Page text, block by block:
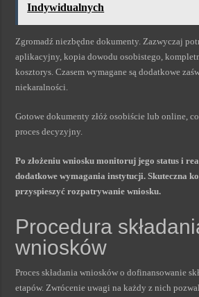
Indywidualnych
Zgromadź niezbędne dokumenty. Zazwyczaj
aplikacyjny, kopia dowodu osobistego,
kosztorys. Czasem wymagane są dodatkowe
niekaralności.
Gotowe dokumenty złóż osobiście lub online,
proces decyzyjny.
Po złożeniu wniosku monitoruj jego status i
dodatkowe wymagania instytucji. Skuteczna
przyspieszyć rozpatrywanie wniosku.
Procedura
wniosków
Proces składania wniosków o dofinansowanie
etapów. Zwrócenie uwagi na każdy z nich